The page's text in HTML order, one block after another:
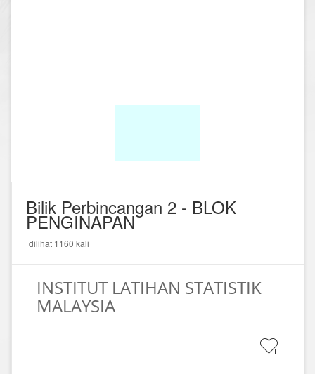
Bilik Perbincangan 2 - BLOK
PENGINAPAN
dilihat 1160 kali
INSTITUT LATIHAN STATISTIK
MALAYSIA